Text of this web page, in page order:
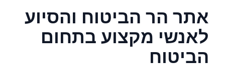
אתר הר הביטוח והסיוע
לאנשי מקצוע בתחום
הביטוח